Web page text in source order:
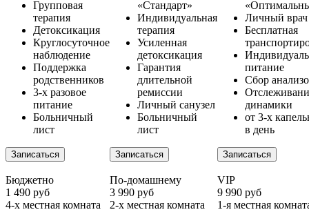
Групповая
терапия
Детоксикация
Круглосуточное
наблюдение
Поддержка
родственников
3-х разовое
питание
Больничный
лист
Записаться
«Стандарт»
Индивидуальная
терапия
Усиленная
детоксикация
Гарантия
длительной
ремиссии
Личный санузел
Больничный
лист
Записаться
Личный врач
Бесплатная
питание
Сбор
динамики
от 3-х
в день
Записаться
Бюджетно
1 490 руб
4-х местная комната
По-домашнему
3 990 руб
2-х местная комната
VIP
9 990 руб
1-я местная